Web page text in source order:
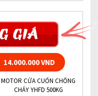
14.000.000 VND
MOTOR CỬA CUỐN CHỐNG
CHÁY YHFD 500KG